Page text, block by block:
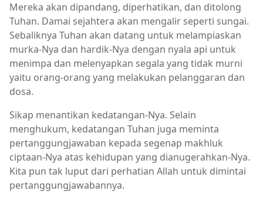
Mereka akan dipandang, diperhatikan, dan ditolong
Tuhan. Damai sejahtera akan mengalir seperti sungai.
Sebaliknya Tuhan akan datang untuk melampiaskan
murka-Nya dan hardik-Nya dengan nyala api untuk
menimpa dan melenyapkan segala yang tidak murni
yaitu orang-orang yang melakukan pelanggaran dan
dosa.
Sikap menantikan kedatangan-Nya. Selain
menghukum, kedatangan Tuhan juga meminta
pertanggungjawaban kepada segenap makhluk
ciptaan-Nya atas kehidupan yang dianugerahkan-Nya.
Kita pun tak luput dari perhatian Allah untuk dimintai
pertanggungjawabannya.